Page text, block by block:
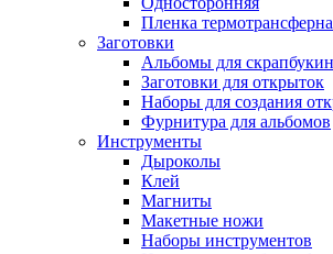
Пленка
Заготовки
Альбомы для
Заготовки для открыток
Наборы для создания
Фурнитура для альбомов
Инструменты
Дыроколы
Клей
Магниты
Макетные ножи
Наборы инструментов